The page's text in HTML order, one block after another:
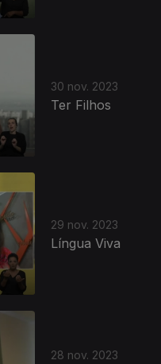
30 nov. 2023
Ter Filhos
29 nov. 2023
Língua Viva
28 nov. 2023